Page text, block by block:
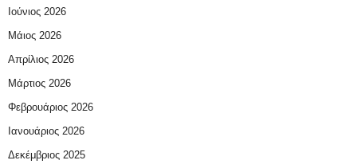
Ιούνιος 2026
Μάιος 2026
Απρίλιος 2026
Μάρτιος 2026
Φεβρουάριος 2026
Ιανουάριος 2026
Δεκέμβριος 2025